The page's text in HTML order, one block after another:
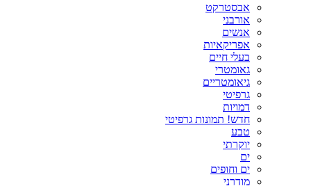
אבסטרקט
אורבני
אנשים
אפריקאיות
בעלי חיים
גאומטרי
גיאומטריים
גרפיטי
דמויות
חדש! תמונות גרפיטי
טבע
יוקרתי
ים
ים וחופים
מודרני